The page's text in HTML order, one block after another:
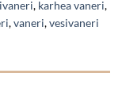
, karhea vaneri,
,vaneri,vesivaneri